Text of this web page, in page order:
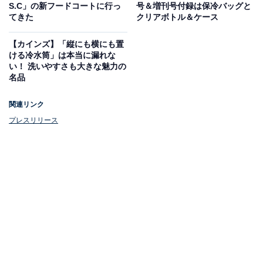
大阪王将監修 五目あんかけ焼そば（税込646円）
「五目あんかけ焼そば」は、看板メニュー「元祖焼餃
子」で有名な中華専門店「大阪王将」監修。2回に分け
て炒めることで、香ばしさとモチモチ感を楽しめるよう
な具材がたっぷり。大阪王将の特製だれを使用したあん
でより味わい深くなっています。
S.C」の新フードコートに行っ
てきた
号＆増刊号付録は保冷バッグと
クリアボトル＆ケース
【カインズ】「縦にも横にも置
ける冷水筒」は本当に漏れな
い！ 洗いやすさも大きな魅力の
名品
関連リンク
プレスリリース